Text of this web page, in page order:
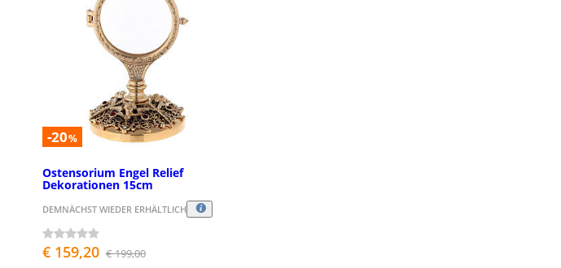
-20%
Ostensorium Engel Relief
Dekorationen 15cm
DEMNÄCHST WIEDER ERHÄLTLICH
€ 159,20 € 199,00